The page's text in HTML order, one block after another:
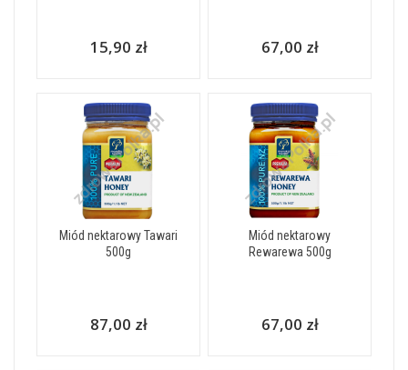
15,90 zł 67,00 zł
Miód nektarowy Tawari
500g
87,00 zł
Miód nektarowy
Rewarewa 500g
67,00 zł